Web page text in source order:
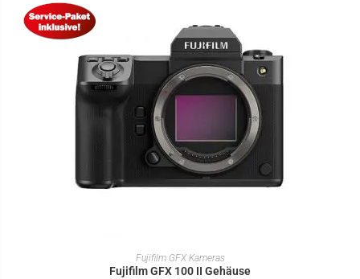
IN DEN WARENKORB
Fujifilm GFX Kameras
Fujifilm GFX 100 II Gehäuse